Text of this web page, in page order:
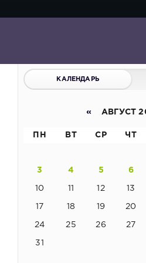
КАЛЕНДАРЬ
« АВГУСТ
ПН ВТ СР ЧТ
3 4 5 6
10 11 12 13
17 18 19 20
24 25 26 27
31